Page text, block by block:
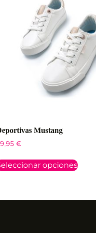
Mustang
€
opciones